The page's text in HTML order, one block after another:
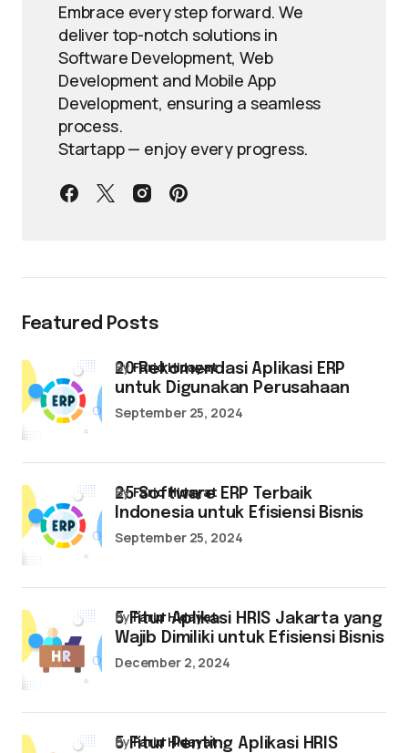
Embrace every step forward. We
deliver top-notch solutions in
Software Development, Web
Development and Mobile App
Development, ensuring a seamless
process.
Startapp — enjoy every progress.
Featured Posts
20 Rekomendasi Aplikasi ERP
untuk Digunakan Perusahaan
byFarid Hidayat
September 25, 2024
25 Software ERP Terbaik
Indonesia untuk Efisiensi Bisnis
byFarid Hidayat
September 25, 2024
5 Fitur Aplikasi HRIS Jakarta yang
Wajib Dimiliki untuk Efisiensi Bisnis
byFarid Hidayat
December 2, 2024
5 Fitur Penting Aplikasi HRIS
byFarid Hidayat